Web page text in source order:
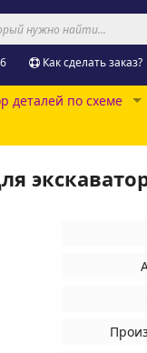
Как сделать заказ?
деталей по схеме